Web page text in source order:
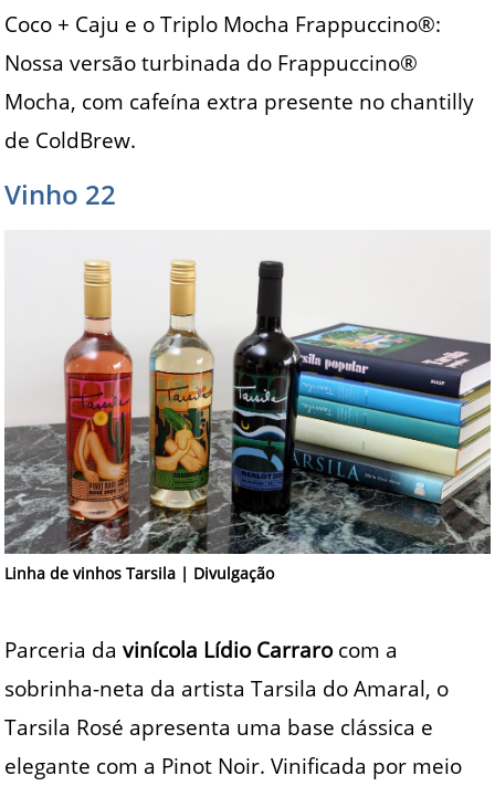
Coco + Caju e o Triplo Mocha Frappuccino®:
Nossa versão turbinada do Frappuccino®
Mocha, com cafeína extra presente no chantilly
de ColdBrew.
Vinho 22
Linha de vinhos Tarsila | Divulgação
Parceria davinícola Lídio Carrarocom a
sobrinha-neta da artista Tarsila do Amaral, o
Tarsila Rosé apresenta uma base clássica e
elegante com a Pinot Noir. Vinificada por meio